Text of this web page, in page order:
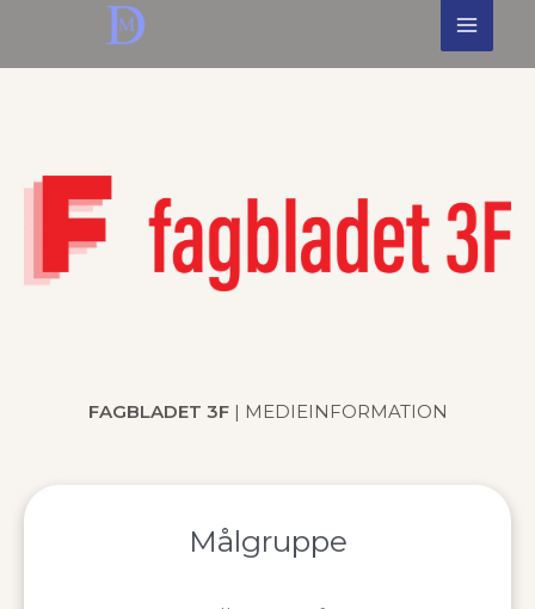
content
FAGBLADET 3F | MEDIEINFORMATION
Målgruppe